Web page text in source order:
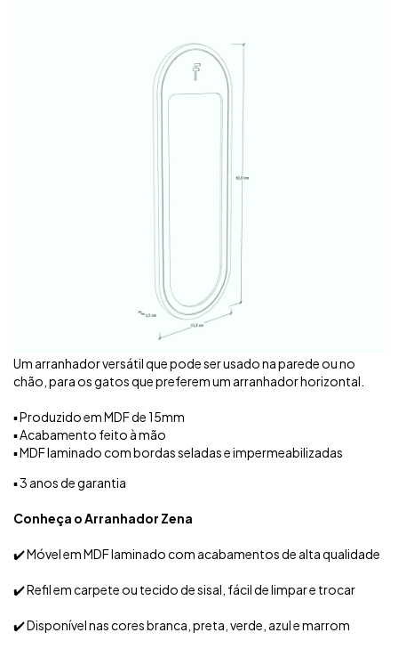
Um arranhador versátil que pode ser usado na parede ou no
chão, para os gatos que preferem um arranhador horizontal.
▪️ Produzido em MDF de 15mm
▪️ Acabamento feito à mão
▪️ MDF laminado com bordas seladas e impermeabilizadas
▪️ 3 anos de garantia
Conheça o Arranhador Zena
✔️ Móvel em MDF laminado com acabamentos de alta qualidade
✔️ Refil em carpete ou tecido de sisal, fácil de limpar e trocar
✔️ Disponível nas cores branca, preta, verde, azul e marrom